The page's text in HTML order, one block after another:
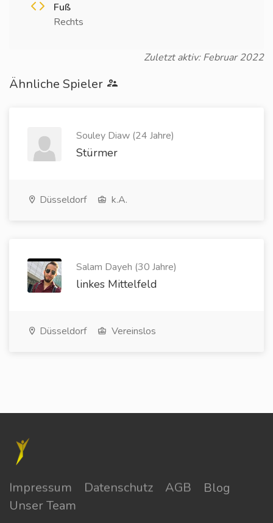
Fuß
Rechts
Zuletzt aktiv: Februar 2022
Ähnliche Spieler
Souley Diaw (24 Jahre)
Stürmer
Düsseldorf k.A.
Salam Dayeh (30 Jahre)
linkes Mittelfeld
Düsseldorf Vereinslos
Impressum Datenschutz AGB
Blog
Unser Team